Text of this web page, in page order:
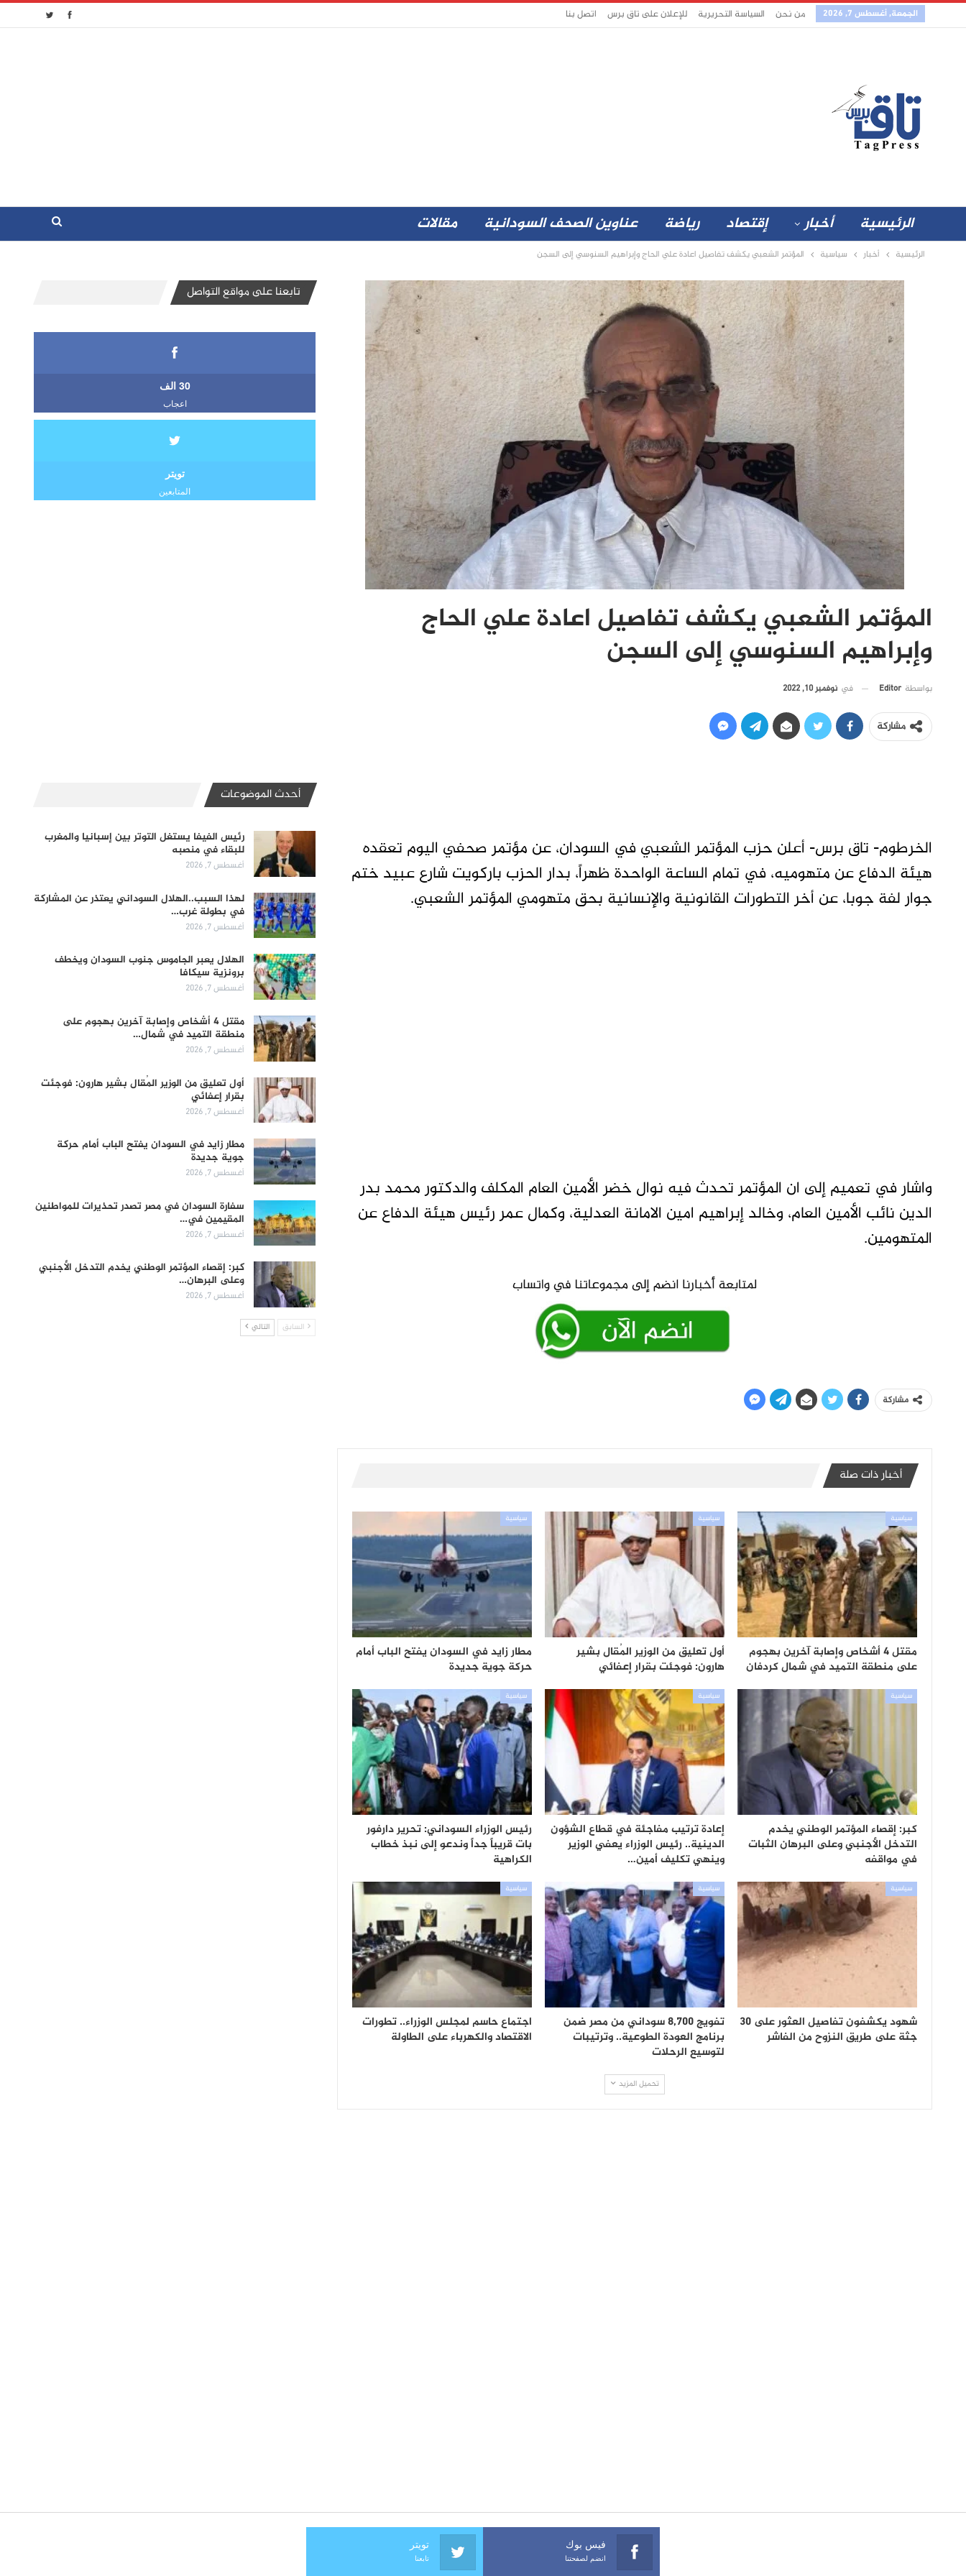
الجمعة, أغسطس 7, 2026 من نحن السياسة التحريرية للإعلان على تاق برس اتصل بنا
الرئيسية أخبار إقتصاد رياضة عناوين الصحف السودانية مقالات
الرئيسية أخبار سياسية المؤتمر الشعبي يكشف تفاصيل اعادة علي الحاج وإبراهيم السنوسي إلى السجن
المؤتمر الشعبي يكشف تفاصيل اعادة علي الحاج
وإبراهيم السنوسي إلى السجن
بواسطة Editor في نوفمبر 10, 2022
مشاركة
الخرطوم- تاق برس- أعلن حزب المؤتمر الشعبي في السودان، عن مؤتمر صحفي اليوم تعقده
هيئة الدفاع عن متهوميه، في تمام الساعة الواحدة ظهراً، بدار الحزب باركويت شارع عبيد ختم
جوار لفة جوبا، عن أخر التطورات القانونية والإنسانية بحق متهومي المؤتمر الشعبي.
واشار في تعميم إلى ان المؤتمر تحدث فيه نوال خضر الأمين العام المكلف والدكتور محمد بدر
الدين نائب الأمين العام، وخالد إبراهيم امين الامانة العدلية، وكمال عمر رئيس هيئة الدفاع عن
المتهومين.
مشاركة
أخبار ذات صلة
سياسية
مقتل 4 أشخاص وإصابة آخرين بهجوم
على منطقة التميد في شمال كردفان
سياسية
أول تعليق من الوزير المُقال بشير
هارون: فوجئت بقرار إعفائي
سياسية
مطار زايد في السودان يفتح الباب أمام
حركة جوية جديدة
سياسية
كبر: إقصاء المؤتمر الوطني يخدم
التدخل الأجنبي وعلى البرهان الثبات
في مواقفه
سياسية
إعادة ترتيب مفاجئة في قطاع الشؤون
الدينية.. رئيس الوزراء يعفي الوزير
وينهي تكليف أمين…
سياسية
رئيس الوزراء السوداني: تحرير دارفور
بات قريباً جداً وندعو إلى نبذ خطاب
الكراهية
سياسية
شهود يكشفون تفاصيل العثور على 30
جثة على طريق النزوح من الفاشر
سياسية
تفويج 8,700 سوداني من مصر ضمن
برنامج العودة الطوعية.. وترتيبات
لتوسيع الرحلات
سياسية
اجتماع حاسم لمجلس الوزراء.. تطورات
الاقتصاد والكهرباء على الطاولة
تحميل المزيد
تابعنا على مواقع التواصل
30 الف
اعجاب
تويتر
المتابعين
أحدث الموضوعات
رئيس الفيفا يستغل التوتر بين إسبانيا والمغرب
للبقاء في منصبه
أغسطس 7, 2026
لهذا السبب..الهلال السوداني يعتذر عن المشاركة
في بطولة غرب…
أغسطس 7, 2026
الهلال يعبر الجاموس جنوب السودان ويخطف
برونزية سيكافا
أغسطس 7, 2026
مقتل 4 أشخاص وإصابة آخرين بهجوم على
منطقة التميد في شمال…
أغسطس 7, 2026
أول تعليق من الوزير المُقال بشير هارون: فوجئت
بقرار إعفائي
أغسطس 7, 2026
مطار زايد في السودان يفتح الباب أمام حركة
جوية جديدة
أغسطس 7, 2026
سفارة السودان في مصر تصدر تحذيرات للمواطنين
المقيمين في…
أغسطس 7, 2026
كبر: إقصاء المؤتمر الوطني يخدم التدخل الأجنبي
وعلى البرهان…
أغسطس 7, 2026
السابق التالي
فيس بوك
انضم لصفحتنا
تويتر
تابعنا